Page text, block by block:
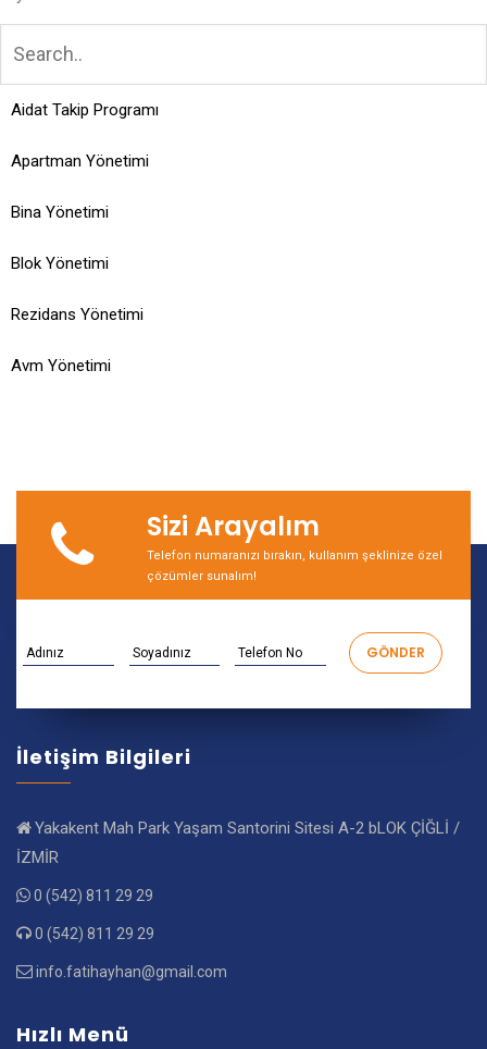
Aidat Takip Programı
Apartman Yönetimi
Bina Yönetimi
Blok Yönetimi
Rezidans Yönetimi
Avm Yönetimi
Sizi Arayalım
Telefon numaranızı bırakın, kullanım şeklinize özel
çözümler sunalım!
İletişim Bilgileri
Yakakent Mah Park Yaşam Santorini Sitesi A-2 bLOK ÇİĞLİ /
İZMİR
0 (542) 811 29 29
0 (542) 811 29 29
info.fatihayhan@gmail.com
Hızlı Menü